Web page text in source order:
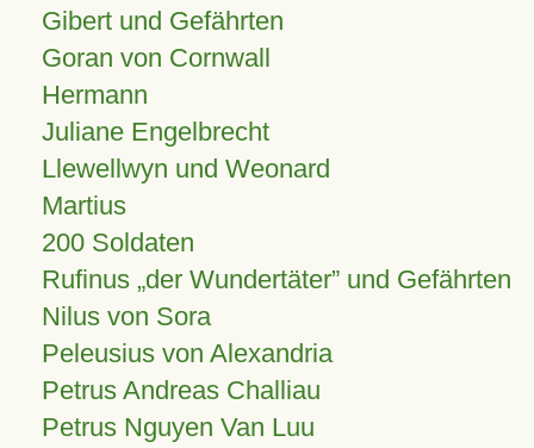
Gibert und Gefährten
Goran von Cornwall
Hermann
Juliane Engelbrecht
Llewellwyn und Weonard
Martius
200 Soldaten
Rufinus „der Wundertäter” und Gefährten
Nilus von Sora
Peleusius von Alexandria
Petrus Andreas Challiau
Petrus Nguyen Van Luu